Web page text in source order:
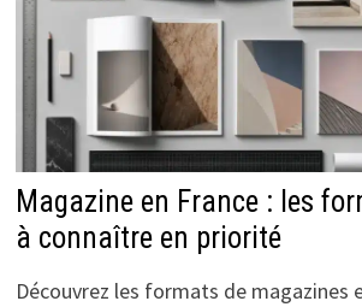
Magazine en France : les
à connaître en priorité
Découvrez les formats de magazines